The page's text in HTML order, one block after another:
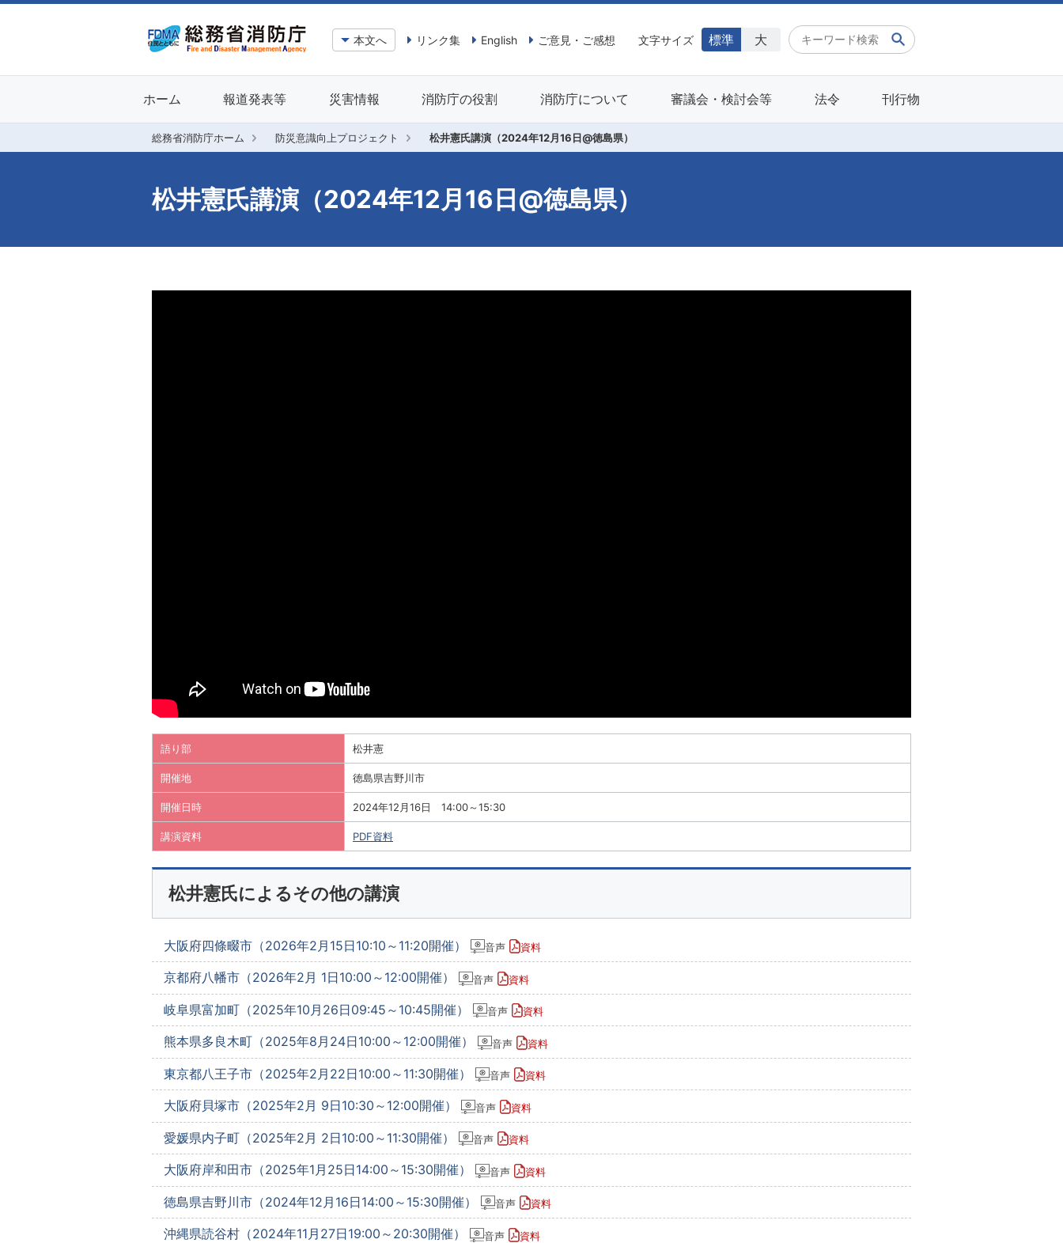
本文へ リンク集 English ご意見・ご感想 文字サイズ 標準 大
ホーム 報道発表等 災害情報 消防庁の役割 消防庁について 審議会・検討会等 法令 刊行物
総務省消防庁ホーム 防災意識向上プロジェクト 松井憲氏講演（2024年12月16日@徳島県）
松井憲氏講演（2024年12月16日@徳島県）
語り部 松井憲
開催地 徳島県吉野川市
開催日時 2024年12月16日 14:00～15:30
講演資料 PDF資料
松井憲氏によるその他の講演
大阪府四條畷市（2026年2月15日10:10～11:20開催） 音声 資料
京都府八幡市（2026年2月 1日10:00～12:00開催） 音声 資料
岐阜県富加町（2025年10月26日09:45～10:45開催） 音声 資料
熊本県多良木町（2025年8月24日10:00～12:00開催） 音声 資料
東京都八王子市（2025年2月22日10:00～11:30開催） 音声 資料
大阪府貝塚市（2025年2月 9日10:30～12:00開催） 音声 資料
愛媛県内子町（2025年2月 2日10:00～11:30開催） 音声 資料
大阪府岸和田市（2025年1月25日14:00～15:30開催） 音声 資料
徳島県吉野川市（2024年12月16日14:00～15:30開催） 音声 資料
沖縄県読谷村（2024年11月27日19:00～20:30開催） 音声 資料